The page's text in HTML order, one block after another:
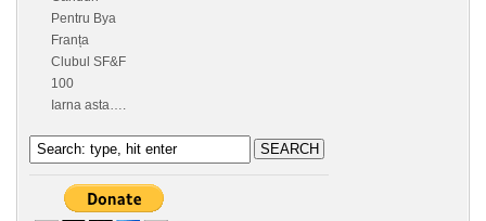
Pentru Bya
Franța
Clubul SF&F
100
Iarna asta….